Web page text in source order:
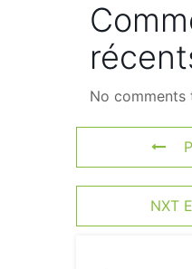
No comments
NXT